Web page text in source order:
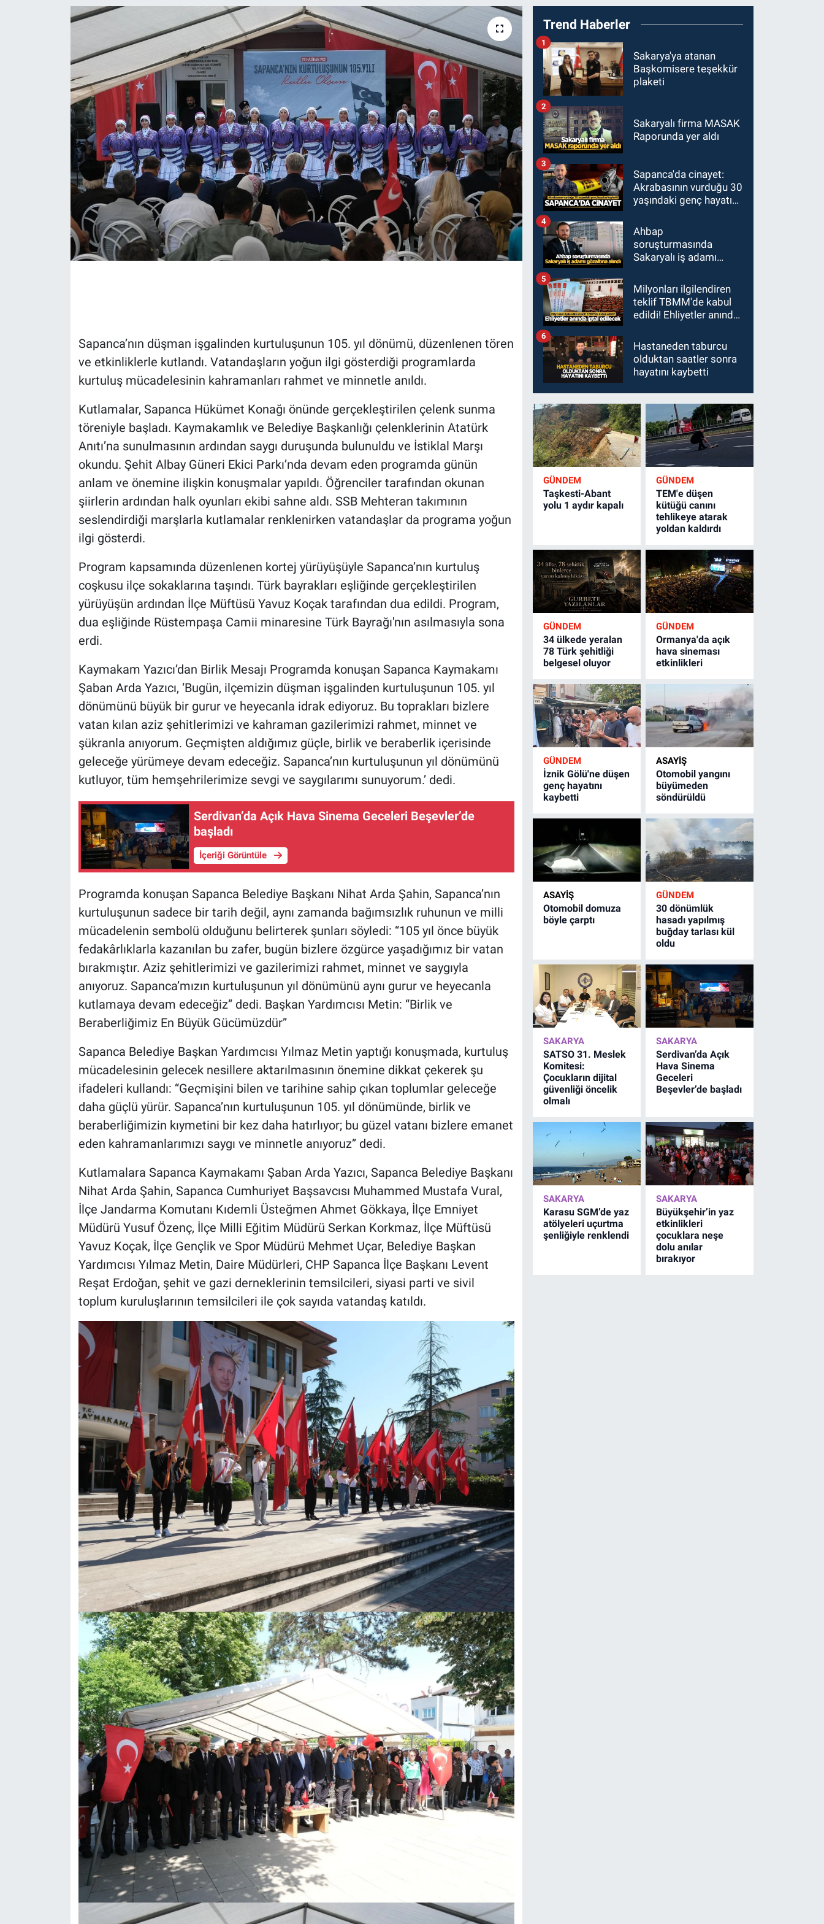
Sapanca’nın düşman işgalinden kurtuluşunun 105. yıl dönümü, düzenlenen tören
ve etkinliklerle kutlandı. Vatandaşların yoğun ilgi gösterdiği programlarda
kurtuluş mücadelesinin kahramanları rahmet ve minnetle anıldı.
Kutlamalar, Sapanca Hükümet Konağı önünde gerçekleştirilen çelenk sunma
töreniyle başladı. Kaymakamlık ve Belediye Başkanlığı çelenklerinin Atatürk
Anıtı’na sunulmasının ardından saygı duruşunda bulunuldu ve İstiklal Marşı
okundu. Şehit Albay Güneri Ekici Parkı’nda devam eden programda günün
anlam ve önemine ilişkin konuşmalar yapıldı. Öğrenciler tarafından okunan
şiirlerin ardından halk oyunları ekibi sahne aldı. SSB Mehteran takımının
seslendirdiği marşlarla kutlamalar renklenirken vatandaşlar da programa yoğun
ilgi gösterdi.
Program kapsamında düzenlenen kortej yürüyüşüyle Sapanca’nın kurtuluş
coşkusu ilçe sokaklarına taşındı. Türk bayrakları eşliğinde gerçekleştirilen
yürüyüşün ardından İlçe Müftüsü Yavuz Koçak tarafından dua edildi. Program,
dua eşliğinde Rüstempaşa Camii minaresine Türk Bayrağı'nın asılmasıyla sona
erdi.
Kaymakam Yazıcı’dan Birlik Mesajı Programda konuşan Sapanca Kaymakamı
Şaban Arda Yazıcı, ‘Bugün, ilçemizin düşman işgalinden kurtuluşunun 105. yıl
dönümünü büyük bir gurur ve heyecanla idrak ediyoruz. Bu toprakları bizlere
vatan kılan aziz şehitlerimizi ve kahraman gazilerimizi rahmet, minnet ve
şükranla anıyorum. Geçmişten aldığımız güçle, birlik ve beraberlik içerisinde
geleceğe yürümeye devam edeceğiz. Sapanca’nın kurtuluşunun yıl dönümünü
kutluyor, tüm hemşehrilerimize sevgi ve saygılarımı sunuyorum.’ dedi.
Serdivan’da Açık Hava Sinema Geceleri Beşevler’de
başladı
İçeriği Görüntüle
Programda konuşan Sapanca Belediye Başkanı Nihat Arda Şahin, Sapanca’nın
kurtuluşunun sadece bir tarih değil, aynı zamanda bağımsızlık ruhunun ve milli
mücadelenin sembolü olduğunu belirterek şunları söyledi: “105 yıl önce büyük
fedakârlıklarla kazanılan bu zafer, bugün bizlere özgürce yaşadığımız bir vatan
bırakmıştır. Aziz şehitlerimizi ve gazilerimizi rahmet, minnet ve saygıyla
anıyoruz. Sapanca’mızın kurtuluşunun yıl dönümünü aynı gurur ve heyecanla
kutlamaya devam edeceğiz” dedi. Başkan Yardımcısı Metin: “Birlik ve
Beraberliğimiz En Büyük Gücümüzdür”
Sapanca Belediye Başkan Yardımcısı Yılmaz Metin yaptığı konuşmada, kurtuluş
mücadelesinin gelecek nesillere aktarılmasının önemine dikkat çekerek şu
ifadeleri kullandı: “Geçmişini bilen ve tarihine sahip çıkan toplumlar geleceğe
daha güçlü yürür. Sapanca’nın kurtuluşunun 105. yıl dönümünde, birlik ve
beraberliğimizin kıymetini bir kez daha hatırlıyor; bu güzel vatanı bizlere emanet
eden kahramanlarımızı saygı ve minnetle anıyoruz” dedi.
Kutlamalara Sapanca Kaymakamı Şaban Arda Yazıcı, Sapanca Belediye Başkanı
Nihat Arda Şahin, Sapanca Cumhuriyet Başsavcısı Muhammed Mustafa Vural,
İlçe Jandarma Komutanı Kıdemli Üsteğmen Ahmet Gökkaya, İlçe Emniyet
Müdürü Yusuf Özenç, İlçe Milli Eğitim Müdürü Serkan Korkmaz, İlçe Müftüsü
Yavuz Koçak, İlçe Gençlik ve Spor Müdürü Mehmet Uçar, Belediye Başkan
Yardımcısı Yılmaz Metin, Daire Müdürleri, CHP Sapanca İlçe Başkanı Levent
Reşat Erdoğan, şehit ve gazi derneklerinin temsilcileri, siyasi parti ve sivil
toplum kuruluşlarının temsilcileri ile çok sayıda vatandaş katıldı.
Trend Haberler
Sakarya'ya atanan
Başkomisere teşekkür
plaketi
1
Sakaryalı firma MASAK
Raporunda yer aldı
2
Sapanca'da cinayet:
Akrabasının vurduğu 30
yaşındaki genç hayatını
3
Ahbap
soruşturmasında
Sakaryalı iş adamı
4
Milyonları ilgilendiren
teklif TBMM'de kabul
edildi! Ehliyetler anında
5
Hastaneden taburcu
olduktan saatler sonra
hayatını kaybetti
6
GÜNDEM
Taşkesti-Abant
yolu 1 aydır kapalı
GÜNDEM
TEM'e düşen
kütüğü canını
tehlikeye atarak
yoldan kaldırdı
GÜNDEM
34 ülkede yeralan
78 Türk şehitliği
belgesel oluyor
GÜNDEM
Ormanya'da açık
hava sineması
etkinlikleri
GÜNDEM
İznik Gölü'ne düşen
genç hayatını
kaybetti
ASAYİŞ
Otomobil yangını
büyümeden
söndürüldü
ASAYİŞ
Otomobil domuza
böyle çarptı
GÜNDEM
30 dönümlük
hasadı yapılmış
buğday tarlası kül
oldu
SAKARYA
SATSO 31. Meslek
Komitesi:
Çocukların dijital
güvenliği öncelik
olmalı
SAKARYA
Serdivan’da Açık
Hava Sinema
Geceleri
Beşevler’de başladı
SAKARYA
Karasu SGM’de yaz
atölyeleri uçurtma
şenliğiyle renklendi
SAKARYA
Büyükşehir’in yaz
etkinlikleri
çocuklara neşe
dolu anılar
bırakıyor
EĞİTİM
ÖZEL HABER
HALK54 PANORAMA